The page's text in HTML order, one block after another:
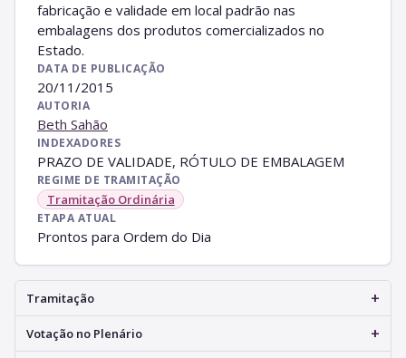
fabricação e validade em local padrão nas
embalagens dos produtos comercializados no
Estado.
DATA DE PUBLICAÇÃO
20/11/2015
AUTORIA
Beth Sahão
INDEXADORES
PRAZO DE VALIDADE, RÓTULO DE EMBALAGEM
REGIME DE TRAMITAÇÃO
Tramitação Ordinária
ETAPA ATUAL
Prontos para Ordem do Dia
Tramitação +
Votação no Plenário +